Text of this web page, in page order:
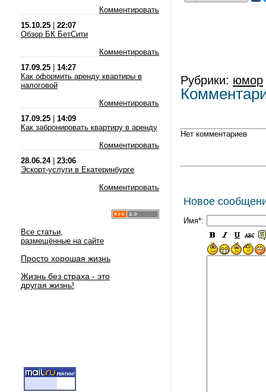
Комментировать
15.10.25
22:07
Обзор БК БетСити
Комментировать
17.09.25
14:27
Как оформить аренду квартиры в
налоговой
Комментировать
17.09.25
14:09
Как забронировать квартиру в аренду
Комментировать
28.06.24| 23:06
Эскорт-услуги в Екатеринбурге
Комментировать
Все статьи,
размещённые на сайте
Просто хорошая жизнь
Жизнь без страха - это
другая жизнь!
Рубрики: юмор
Нет комментариев
Новое
Имя*: